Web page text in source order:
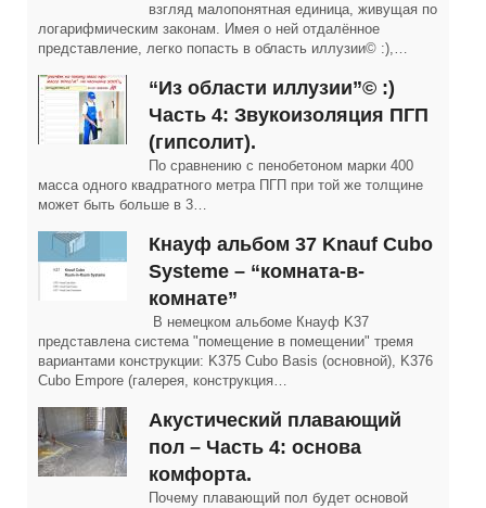
взгляд малопонятная единица, живущая по
логарифмическим законам. Имея о ней отдалённое
представление, легко попасть в область иллузии© :),…
“Из области иллузии”© :)
Часть 4: Звукоизоляция ПГП
(гипсолит).
По сравнению с пенобетоном марки 400
масса одного квадратного метра ПГП при той же толщине
может быть больше в 3…
Кнауф альбом 37 Knauf Cubo
Systeme – “комната-в-
комнате”
В немецком альбоме Кнауф K37
представлена система "помещение в помещении" тремя
вариантами конструкции: K375 Cubo Basis (основной), K376
Cubo Empore (галерея, конструкция…
Акустический плавающий
пол – Часть 4: основа
комфорта.
Почему плавающий пол будет основой